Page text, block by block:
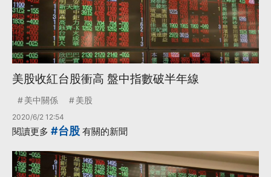
美股收紅台股衝高 盤中指數破半年線
美中關係 美股
2020/6/2 12:54
閱讀更多 #台股 有關的新聞